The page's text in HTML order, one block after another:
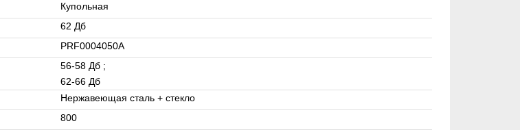
Купольная
62 Дб
PRF0004050A
56-58 Дб ;
62-66 Дб
Нержавеющая сталь + стекло
800